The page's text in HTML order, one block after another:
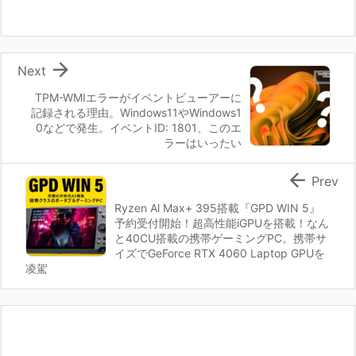
TPM-WMIエラーがイベントビューアーに
記録される理由。Windows11やWindows1
0などで発生。イベントID: 1801、このエ
ラーはいったい

Next
Ryzen Al Max+ 395搭載『GPD WIN 5』
予約受付開始！超高性能iGPUを搭載！なん
と40CU搭載の携帯ゲーミングPC。携帯サ
イズでGeForce RTX 4060 Laptop GPUを
凌駕
 Prev